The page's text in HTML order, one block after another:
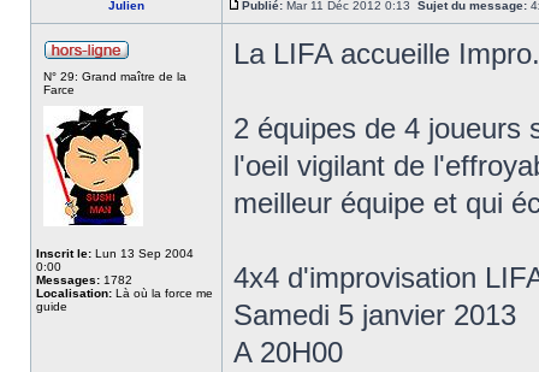
Julien Publié: Mar 11 Déc 2012 0:13 Sujet du message:
N° 29: Grand maître de la
Farce
Inscrit le: Lun 13 Sep 2004
0:00
Messages: 1782
Localisation: Là où la force me
guide
La LIFA accueille
2 équipes de 4 joueurs
l'oeil vigilant de
meilleur équipe et qui
4x4 d'improvisation
Samedi 5 janvier 2013
A 20H00